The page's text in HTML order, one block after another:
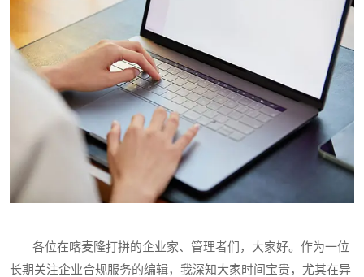
各位在喀麦隆打拼的企业家、管理者们，大家好。作为一位
长期关注企业合规服务的编辑，我深知大家时间宝贵，尤其在异